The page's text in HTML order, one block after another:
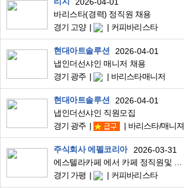
바리스타(경력) 정직원 채용
경기 고양
커피바리스타
현대아트솔루션
2026-04-01
냅인더선샤인 매니저 채용
경기 광주
바리스타매니저
현대아트솔루션
2026-04-01
냅인더선샤인 직원모집
경기 광주
바리스타/매니져
주식회사 에펠코리아
2026-03-31
경기 가평
커피바리스타